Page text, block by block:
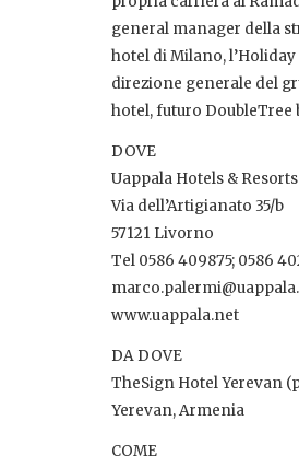
general manager della
hotel di Milano,
direzione generale del
hotel, futuro DoubleTree
DOVE
Uappala Hotels & Resorts
Via dell’Artigianato 35/b
57121 Livorno
Tel 0586 409875; 0586
www.uappala.net
DA DOVE
TheSign Hotel Yerevan
Yerevan, Armenia
COME